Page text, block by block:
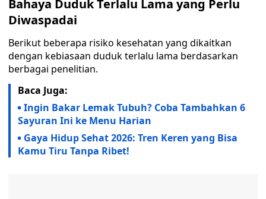
Bahaya Duduk Terlalu Lama yang Perlu
Diwaspadai
Berikut beberapa risiko kesehatan yang dikaitkan
dengan kebiasaan duduk terlalu lama berdasarkan
berbagai penelitian.
Baca Juga:
Ingin Bakar Lemak Tubuh? Coba Tambahkan 6
Sayuran Ini ke Menu Harian
Gaya Hidup Sehat 2026: Tren Keren yang Bisa
Kamu Tiru Tanpa Ribet!